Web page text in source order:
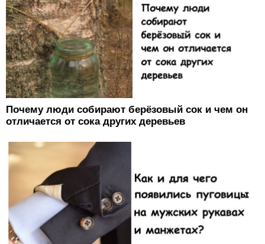
Почему люди собирают берёзовый сок и чем он
отличается от сока других деревьев